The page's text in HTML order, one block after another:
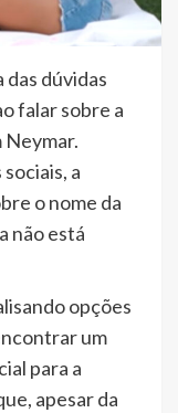
das dúvidas
falar sobre a
Neymar.
a
o nome da
não está
opções
um
para a
apesar da